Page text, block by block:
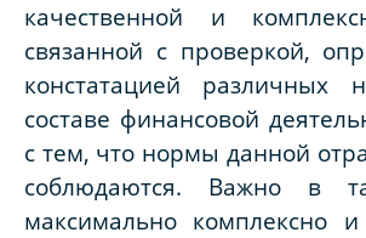
качественной и
связанной с проверкой,
констатацией различных
составе финансовой
с тем, что нормы данной
соблюдаются. Важно в
максимально комплексно и